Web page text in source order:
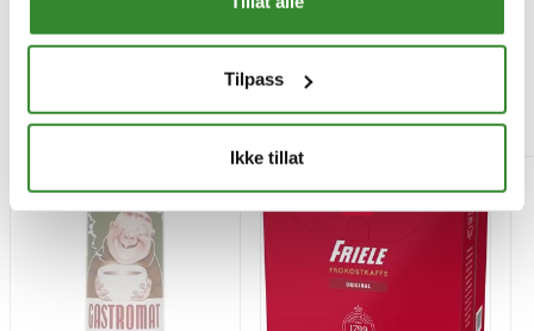
Tilpass
Ikke tillat
Mest besøkt